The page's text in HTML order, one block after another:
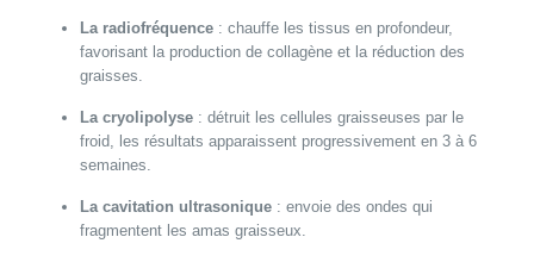
La radiofréquence: chauffe les tissus en profondeur,
favorisant la production de collagène et la réduction des
graisses.
La cryolipolyse: détruit les cellules graisseuses par le
froid, les résultats apparaissent progressivement en 3 à 6
semaines.
La cavitation ultrasonique: envoie des ondes qui
fragmentent les amas graisseux.